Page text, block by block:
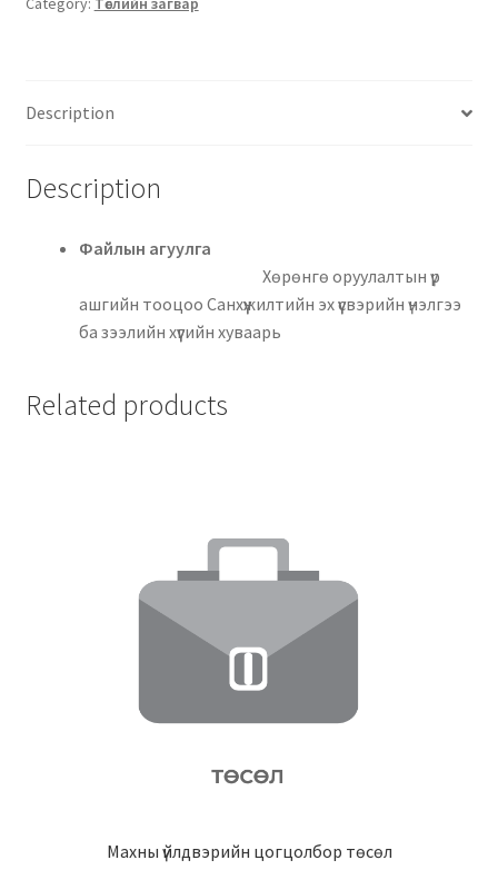
Description
Description
Файлын агуулга
Хөрөнгө оруулалтын үр
ашгийн тооцоо Санхүүжилтийн эх үүсвэрийн үнэлгээ
ба зээлийн хүүгийн хуваарь
Related products
Махны үйлдвэрийн цогцолбор төсөл